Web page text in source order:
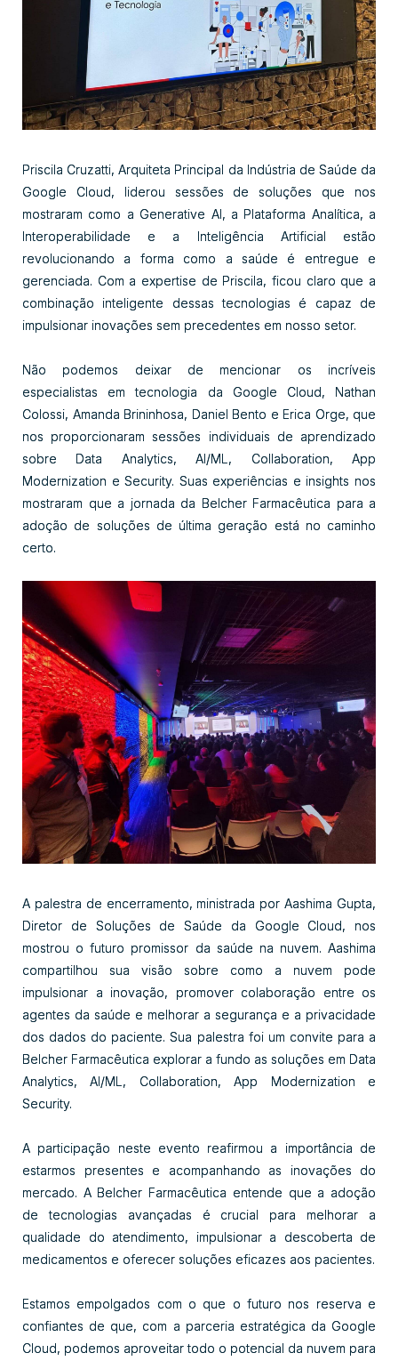
Priscila Cruzatti, Arquiteta Principal da Indústria de Saúde da
Google Cloud, liderou sessões de soluções que nos
mostraram como a Generative AI, a Plataforma Analítica, a
Interoperabilidade e a Inteligência Artificial estão
revolucionando a forma como a saúde é entregue e
gerenciada. Com a expertise de Priscila, ficou claro que a
combinação inteligente dessas tecnologias é capaz de
impulsionar inovações sem precedentes em nosso setor.
Não podemos deixar de mencionar os incríveis
especialistas em tecnologia da Google Cloud, Nathan
Colossi, Amanda Brininhosa, Daniel Bento e Erica Orge, que
nos proporcionaram sessões individuais de aprendizado
sobre Data Analytics, Al/ML, Collaboration, App
Modernization e Security. Suas experiências e insights nos
mostraram que a jornada da Belcher Farmacêutica para a
adoção de soluções de última geração está no caminho
certo.
A palestra de encerramento, ministrada por Aashima Gupta,
Diretor de Soluções de Saúde da Google Cloud, nos
mostrou o futuro promissor da saúde na nuvem. Aashima
compartilhou sua visão sobre como a nuvem pode
impulsionar a inovação, promover colaboração entre os
agentes da saúde e melhorar a segurança e a privacidade
dos dados do paciente. Sua palestra foi um convite para a
Belcher Farmacêutica explorar a fundo as soluções em Data
Analytics, Al/ML, Collaboration, App Modernization e
Security.
A participação neste evento reafirmou a importância de
estarmos presentes e acompanhando as inovações do
mercado. A Belcher Farmacêutica entende que a adoção
de tecnologias avançadas é crucial para melhorar a
qualidade do atendimento, impulsionar a descoberta de
medicamentos e oferecer soluções eficazes aos pacientes.
Estamos empolgados com o que o futuro nos reserva e
confiantes de que, com a parceria estratégica da Google
Cloud, podemos aproveitar todo o potencial da nuvem para